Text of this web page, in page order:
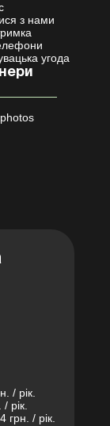
з нами
угода
/ рік.
рік.
/ рік.